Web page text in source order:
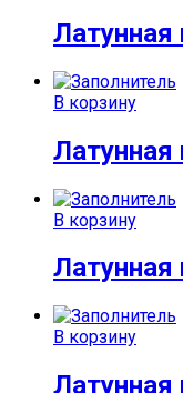
В корзину
В корзину
В корзину